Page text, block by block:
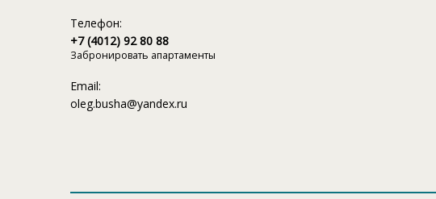
Телефон:
+7 (4012) 92 80 88
Забронировать апартаменты
Email:
oleg.busha@yandex.ru